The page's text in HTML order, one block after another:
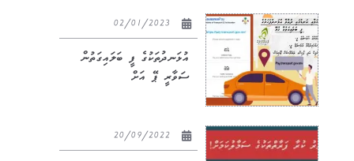
އުޅަނދުތަކުގެ ފީ ބަލައިގަތުން
ސަވާރީ ޕޭ އަށް